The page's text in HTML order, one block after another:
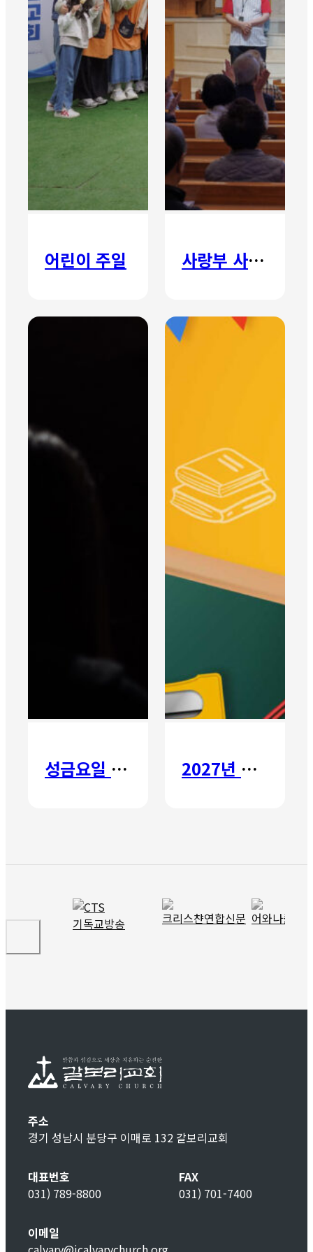
어린이 주일 사랑부 사랑주일
성금요일 칸타타 2027년 갈보리 어학원 유치부 신입생 모집
주소
경기 성남시 분당구 이매로 132 갈보리교회
대표번호
031) 789-8800
FAX
031) 701-7400
이메일